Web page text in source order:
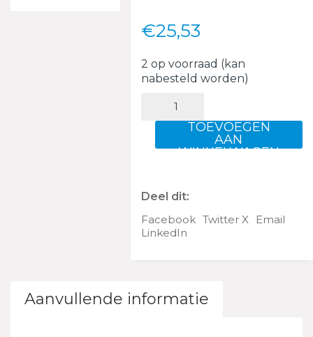
€25,53
2 op voorraad (kan
nabesteld worden)
CLEANERTOEVOEGEN
AAN
WINKELWAGEN
Deel dit:
Facebook Twitter X
Email
LinkedIn
Aanvullende informatie